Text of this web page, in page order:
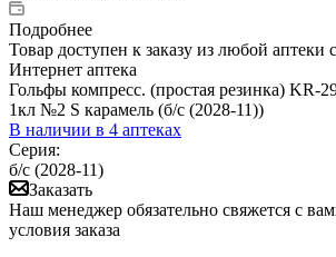
Подробнее
Товар доступен к заказу из любой аптеки
Интернет аптека
Гольфы компресс. (простая резинка) KR-
1кл №2 S карамель (б/с (2028-11))
В наличии в 4 аптеках
Серия:
б/с (2028-11)
Заказать
Наш менеджер обязательно свяжется с
условия заказа